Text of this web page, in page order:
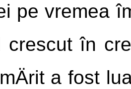
pe vremea
în
a fost